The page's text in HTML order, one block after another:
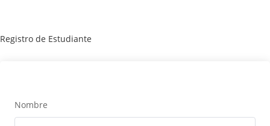
Registro de Estudiante
Nombre